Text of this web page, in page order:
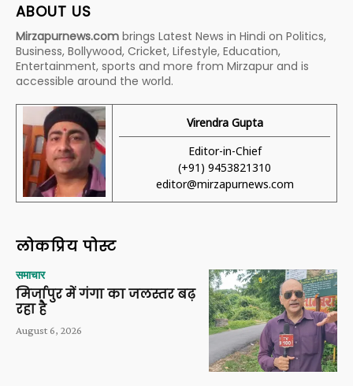
ABOUT US
Mirzapurnews.com brings Latest News in Hindi on Politics,
Business, Bollywood, Cricket, Lifestyle, Education,
Entertainment, sports and more from Mirzapur and is
accessible around the world.
Virendra Gupta
Editor-in-Chief
(+91) 9453821310
editor@mirzapurnews.com
लोकप्रिय पोस्ट
समाचार
मिर्जापुर में गंगा का जलस्तर बढ़
रहा है
August 6, 2026